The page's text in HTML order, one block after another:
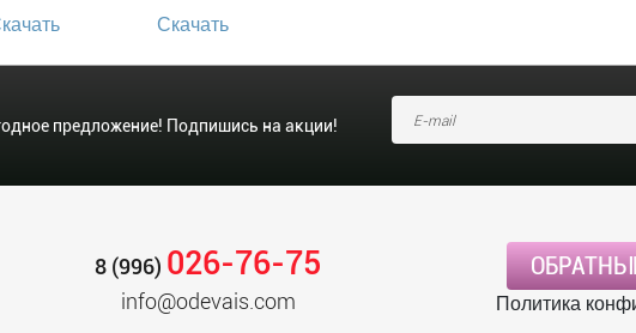
Скачать
предложение! Подпишись на акции!
8 (996) 026-76-75
info@odevais.com Политика